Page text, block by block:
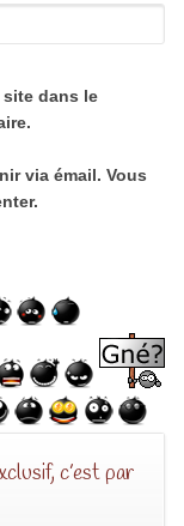
site dans le
via émail. Vous
c’est par